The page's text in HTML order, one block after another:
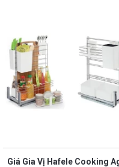
Giá Gia Vị Hafele Cooking